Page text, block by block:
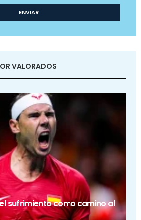
VALORADOS
el sufrimiento como camino al